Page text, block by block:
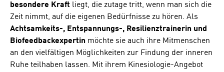
besondere Kraft liegt, die zutage tritt, wenn man sich die
Zeit nimmt, auf die eigenen Bedürfnisse zu hören. Als
Achtsamkeits-, Entspannungs-, Resilienztrainerin und
Biofeedbackexpertin möchte sie auch ihre Mitmenschen
an den vielfältigen Möglichkeiten zur Findung der inneren
Ruhe teilhaben lassen. Mit ihrem Kinesiologie-Angebot